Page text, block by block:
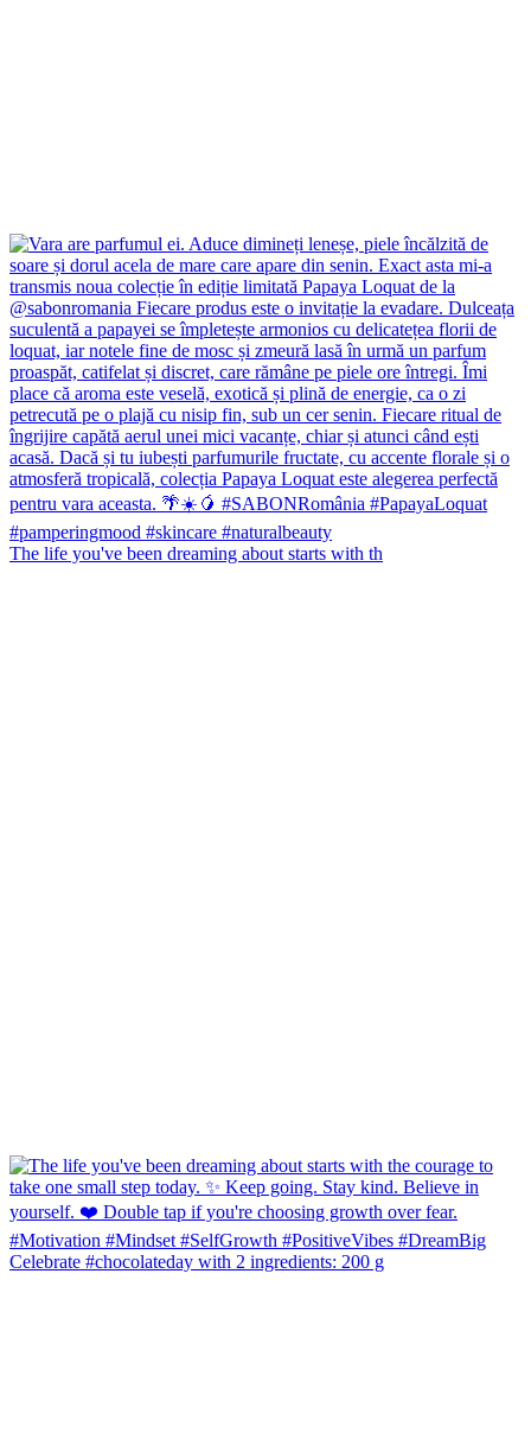
The life you've been dreaming about starts with th
Celebrate #chocolateday with 2 ingredients: 200 g